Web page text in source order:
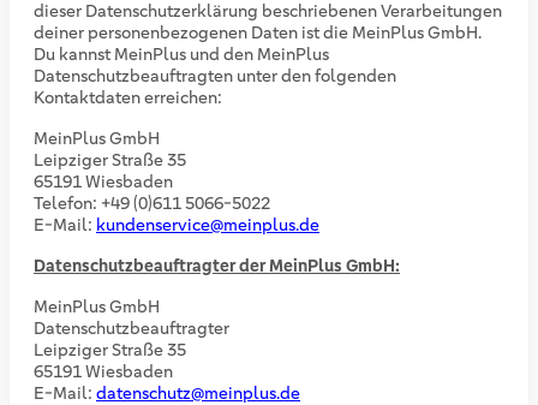
dieser Datenschutzerklärung beschriebenen Verarbeitungen
deiner personenbezogenen Daten ist die MeinPlus GmbH.
Du kannst MeinPlus und den MeinPlus
Datenschutzbeauftragten unter den folgenden
Kontaktdaten erreichen:
MeinPlus GmbH
Leipziger Straße 35
65191 Wiesbaden
Telefon: +49 (0)611 5066-5022
E-Mail: kundenservice@meinplus.de
Datenschutzbeauftragter der MeinPlus GmbH:
MeinPlus GmbH
Datenschutzbeauftragter
Leipziger Straße 35
65191 Wiesbaden
E-Mail: datenschutz@meinplus.de